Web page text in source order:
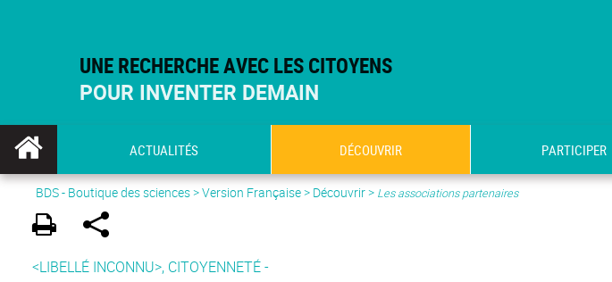
UNE RECHERCHE AVEC LES CITOYENS
POUR INVENTER DEMAIN
ACTUALITÉS DÉCOUVRIR PARTICIPER
BDS - Boutique des sciences>Version Française> Découvrir > Les associations partenaires
<LIBELLÉ INCONNU>, CITOYENNETÉ -